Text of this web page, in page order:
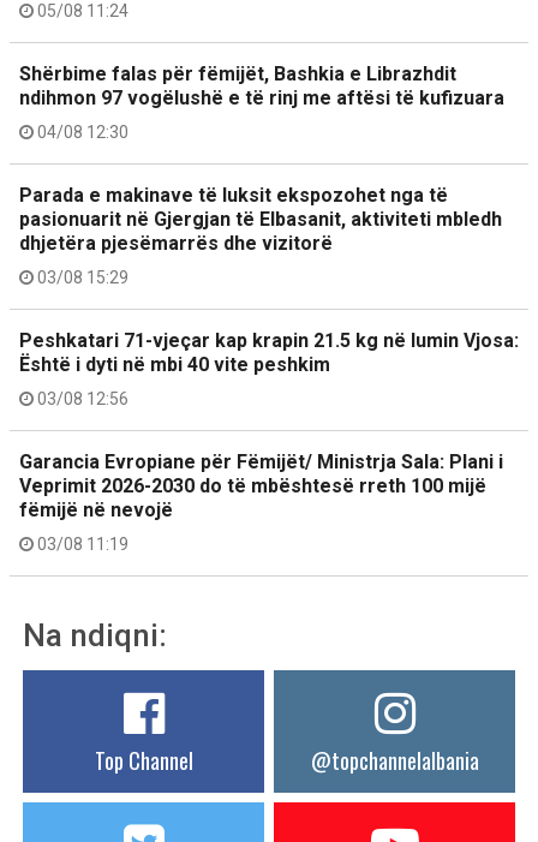
05/08 11:24
Shërbime falas për fëmijët, Bashkia e Librazhdit
ndihmon 97 vogëlushë e të rinj me aftësi të kufizuara
04/08 12:30
Parada e makinave të luksit ekspozohet nga të
pasionuarit në Gjergjan të Elbasanit, aktiviteti mbledh
dhjetëra pjesëmarrës dhe vizitorë
03/08 15:29
Peshkatari 71-vjeçar kap krapin 21.5 kg në lumin Vjosa:
Është i dyti në mbi 40 vite peshkim
03/08 12:56
Garancia Evropiane për Fëmijët/ Ministrja Sala: Plani i
Veprimit 2026-2030 do të mbështesë rreth 100 mijë
fëmijë në nevojë
03/08 11:19
Na ndiqni:
Top Channel @topchannelalbania